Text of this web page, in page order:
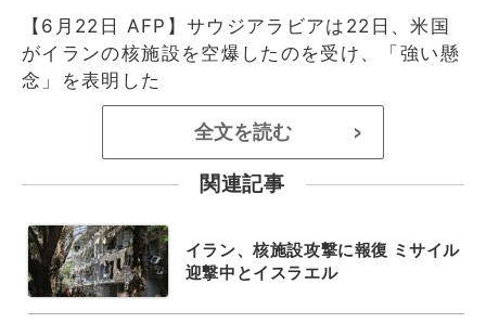
【6月22日 AFP】サウジアラビアは22日、米国
がイランの核施設を空爆したのを受け、「強い懸
念」を表明した
全文を読む >
関連記事
イラン、核施設攻撃に報復 ミサイル
迎撃中とイスラエル